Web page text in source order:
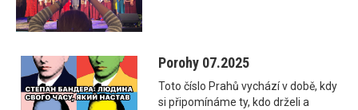
Porohy 07.2025
Toto číslo Prahů vychází v době, kdy
si připomínáme ty, kdo drželi a